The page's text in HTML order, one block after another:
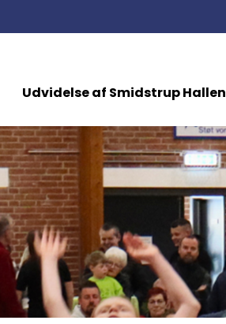
Udvidelse af Smidstrup Hallen